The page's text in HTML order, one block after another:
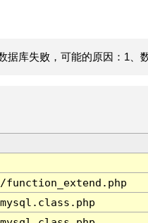
据库失败，可能的原因：1、